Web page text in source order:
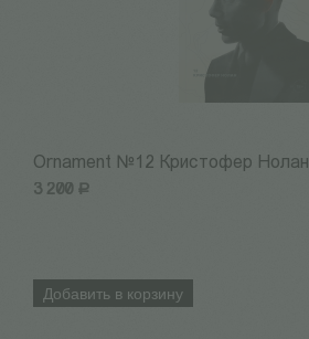
Ornament №12 Кристофер Нолан
3 200 Р
Добавить в корзину